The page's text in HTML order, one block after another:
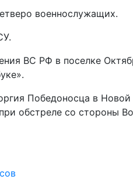
военнослужащих.
ВС РФ в поселке
Победоносца в
обстреле со стороны